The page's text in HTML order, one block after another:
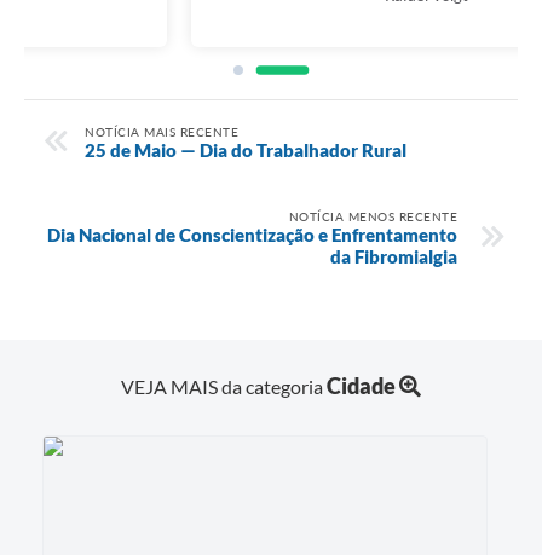
NOTÍCIA MAIS RECENTE
25 de Maio — Dia do Trabalhador Rural
NOTÍCIA MENOS RECENTE
Dia Nacional de Conscientização e Enfrentamento
da Fibromialgia
VEJA MAIS da categoriaCidade